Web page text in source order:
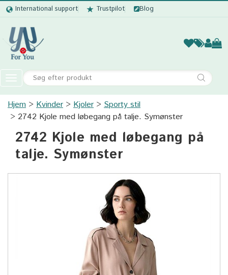
International support Trustpilot Blog
Kvinder
Toggle
navigation
Kvinder
Børn
Hjem Kvinder Kjoler
Sporty stil
2742 Kjole med løbegang på talje. Symønster
2742 Kjole med løbegang på
talje. Symønster